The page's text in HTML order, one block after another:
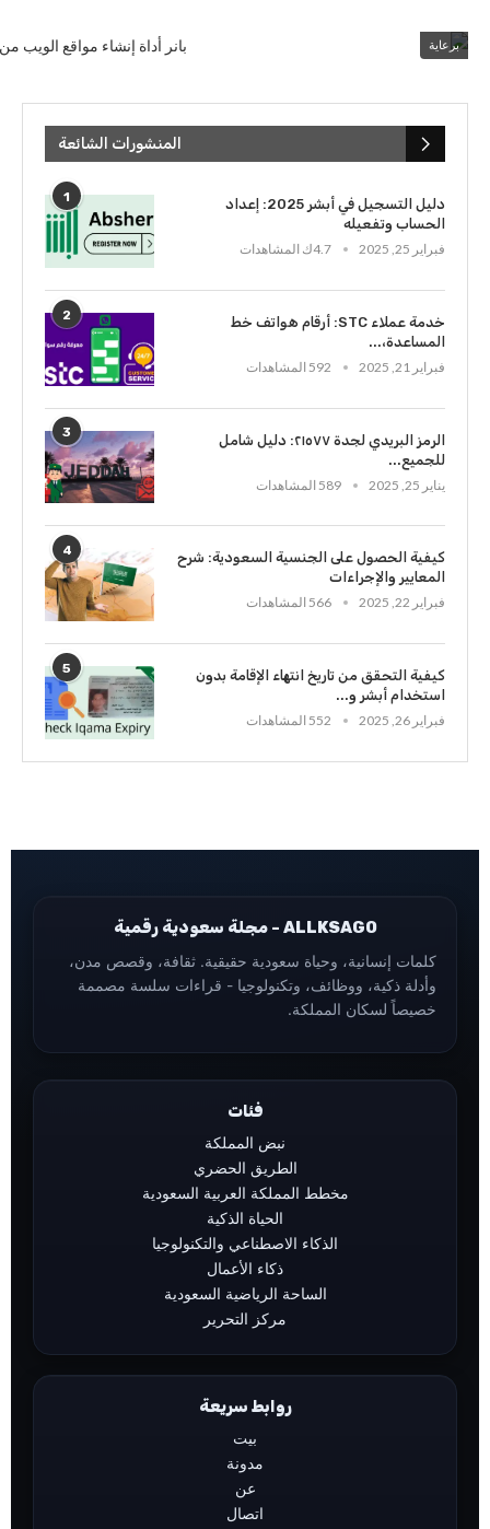
برعاية
المنشورات الشائعة
1
دليل التسجيل في أبشر 2025: إعداد
الحساب وتفعيله
فبراير 25, 2025
4.7ك المشاهدات
2
خدمة عملاء STC: أرقام هواتف خط
المساعدة،...
فبراير 21, 2025
592 المشاهدات
3
الرمز البريدي لجدة ٢١٥٧٧: دليل شامل
للجميع...
يناير 25, 2025
589 المشاهدات
4
كيفية الحصول على الجنسية السعودية: شرح
المعايير والإجراءات
فبراير 22, 2025
566 المشاهدات
5
كيفية التحقق من تاريخ انتهاء الإقامة بدون
استخدام أبشر و...
فبراير 26, 2025
552 المشاهدات
ALLKSAGO - مجلة سعودية رقمية
كلمات إنسانية، وحياة سعودية حقيقية. ثقافة، وقصص مدن،
وأدلة ذكية، ووظائف، وتكنولوجيا - قراءات سلسة مصممة
خصيصاً لسكان المملكة.
فئات
نبض المملكة
الطريق الحضري
مخطط المملكة العربية السعودية
الحياة الذكية
الذكاء الاصطناعي والتكنولوجيا
ذكاء الأعمال
الساحة الرياضية السعودية
مركز التحرير
روابط سريعة
بيت
مدونة
عن
اتصال